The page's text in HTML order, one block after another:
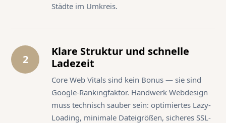
Städte im Umkreis.
2
Klare Struktur und schnelle
Ladezeit
Core Web Vitals sind kein Bonus — sie sind
Google-Rankingfaktor. Handwerk Webdesign
muss technisch sauber sein: optimiertes Lazy-
Loading, minimale Dateigrößen, sicheres SSL-